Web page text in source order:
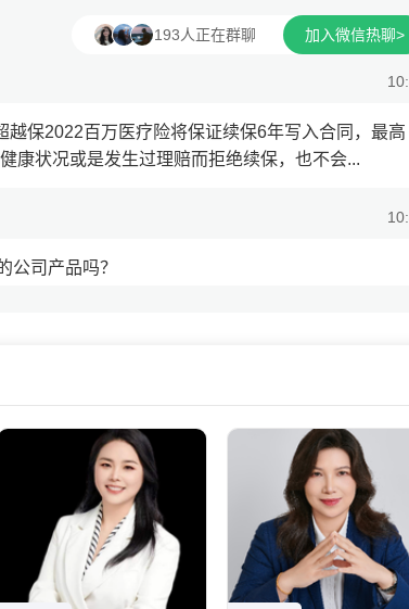
保2022百万医疗险将保证续保6年写入合同，最高
康状况或是发生过理赔而拒绝续保，也不会...
公司产品吗？
193人正在群聊 加入微信热聊>